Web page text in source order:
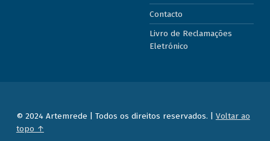
Contacto
Livro de Reclamações
Eletrónico
© 2024 Artemrede | Todos os direitos reservados. | Voltar ao
topo ↑